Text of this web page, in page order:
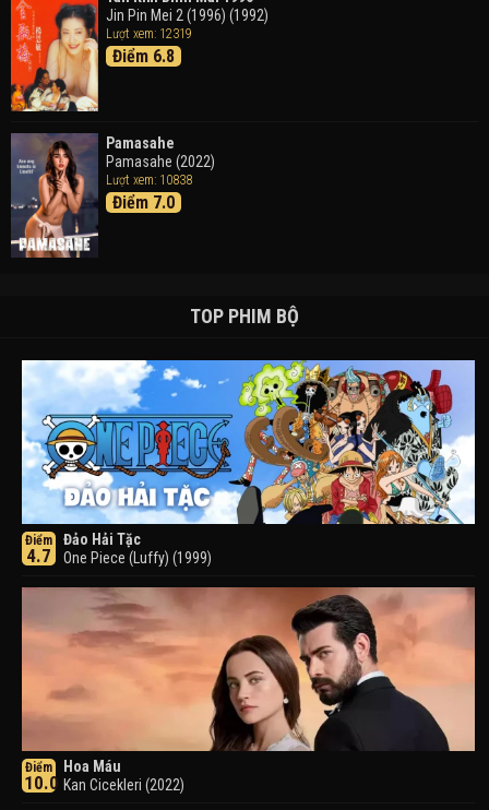
Jin Pin Mei 2 (1996) (1992)
Lượt xem: 12319
Điểm 6.8
Pamasahe
Pamasahe (2022)
Lượt xem: 10838
Điểm 7.0
TOP PHIM BỘ
Điểm
4.7
Đảo Hải Tặc
One Piece (Luffy) (1999)
Điểm
10.0
Hoa Máu
Kan Cicekleri (2022)